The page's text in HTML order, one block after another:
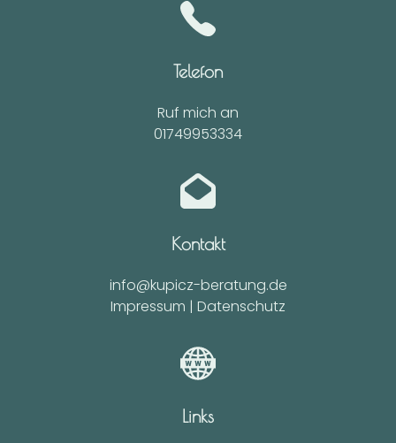
Telefon
Ruf mich an
01749953334
Kontakt
info@kupicz-beratung.de
Impressum | Datenschutz
Links